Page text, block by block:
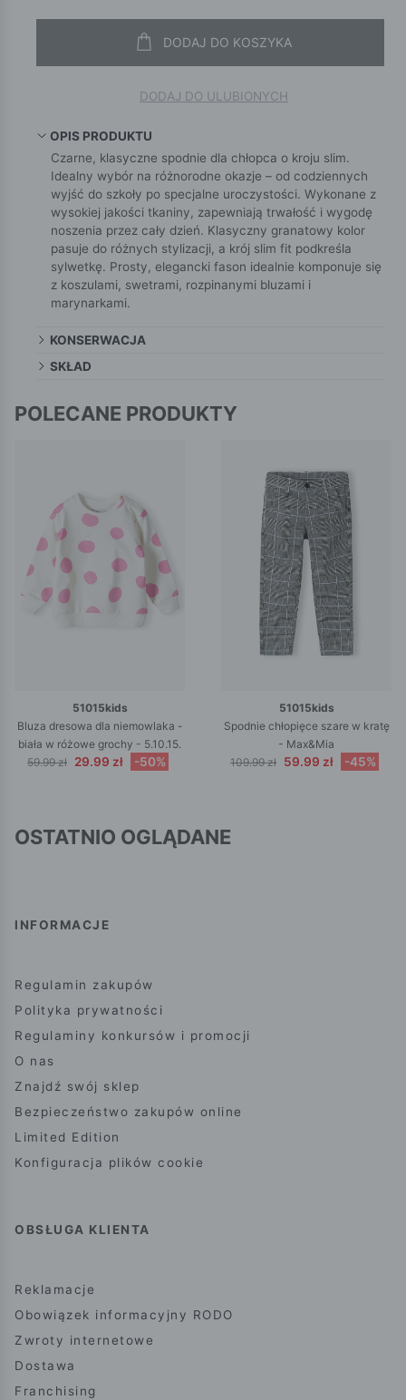
DODAJ DO KOSZYKA
DODAJ DO ULUBIONYCH
OPIS PRODUKTU
Czarne, klasyczne spodnie dla chłopca o kroju slim.
Idealny wybór na różnorodne okazje – od codziennych
wyjść do szkoły po specjalne uroczystości. Wykonane z
wysokiej jakości tkaniny, zapewniają trwałość i wygodę
noszenia przez cały dzień. Klasyczny granatowy kolor
pasuje do różnych stylizacji, a krój slim fit podkreśla
sylwetkę. Prosty, elegancki fason idealnie komponuje się
z koszulami, swetrami, rozpinanymi bluzami i
marynarkami.
KONSERWACJA
SKŁAD
POLECANE PRODUKTY
51015kids
Bluza dresowa dla niemowlaka -
biała w różowe grochy - 5.10.15.
59.99 zł 29.99 zł -50%
51015kids
Spodnie chłopięce szare w kratę
- Max&Mia
109.99 zł 59.99 zł -45%
OSTATNIO OGLĄDANE
INFORMACJE
Regulamin zakupów
Polityka prywatności
Regulaminy konkursów i promocji
O nas
Znajdź swój sklep
Bezpieczeństwo zakupów online
Limited Edition
Konfiguracja plików cookie
OBSŁUGA KLIENTA
Reklamacje
Obowiązek informacyjny RODO
Zwroty internetowe
Dostawa
Franchising